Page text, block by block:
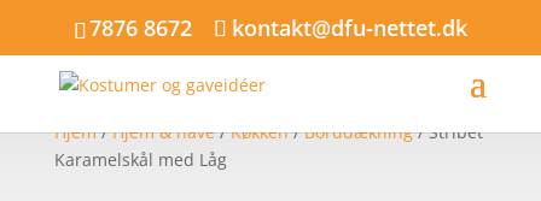
7876 8672 kontakt@dfu-nettet.dk
Hjem/Hjem & have/Køkken/Borddækning/ Stribet
Karamelskål med Låg